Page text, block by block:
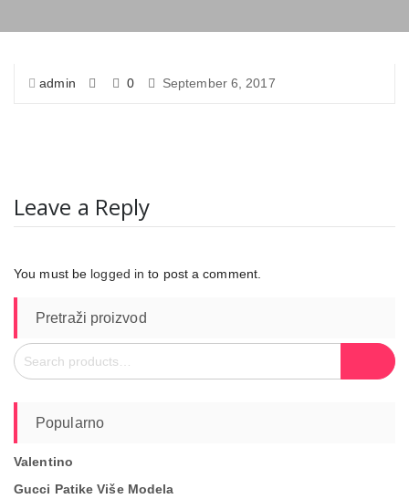
admin 0 September 6, 2017
Leave a Reply
You must be logged in to post a comment.
Pretraži proizvod
Search
for:
Popularno
Valentino
Gucci Patike Više Modela